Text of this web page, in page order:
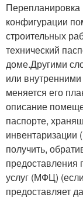
конфигурации
строительных
технический
доме.Другими
или
меняется его
описание
паспорте,
инвентаризации
получить,
предоставления
услуг (МФЦ)
предоставляет